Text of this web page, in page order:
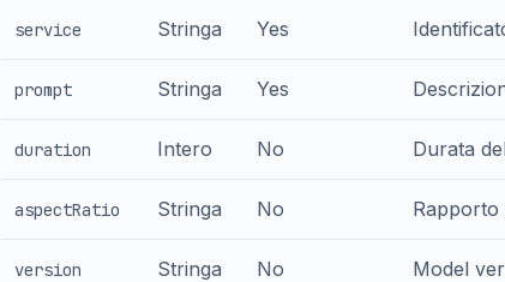
service Stringa Yes
prompt Stringa Yes
duration Intero No Durata
aspectRatio Stringa No Rapporto
version Stringa No Model